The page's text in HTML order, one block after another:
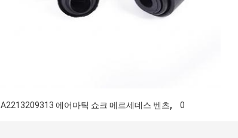
A2213209313 에어마틱 쇼크 메르세데스 벤츠, 0